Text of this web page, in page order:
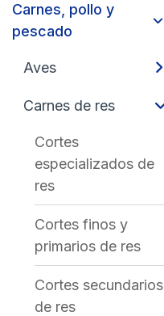
Carnes, pollo y
pescado
Aves
Carnes de res
Cortes
especializados de
res
Cortes finos y
primarios de res
Cortes secundarios
de res